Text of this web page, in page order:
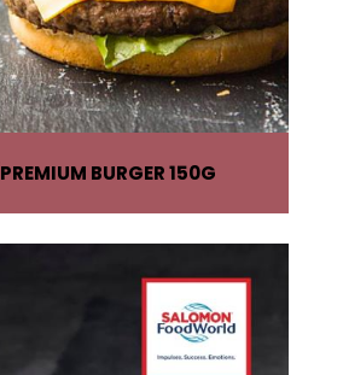
PREMIUM BURGER 150G